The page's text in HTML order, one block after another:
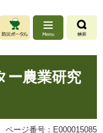
ー農業研究
ページ番号：E000015085